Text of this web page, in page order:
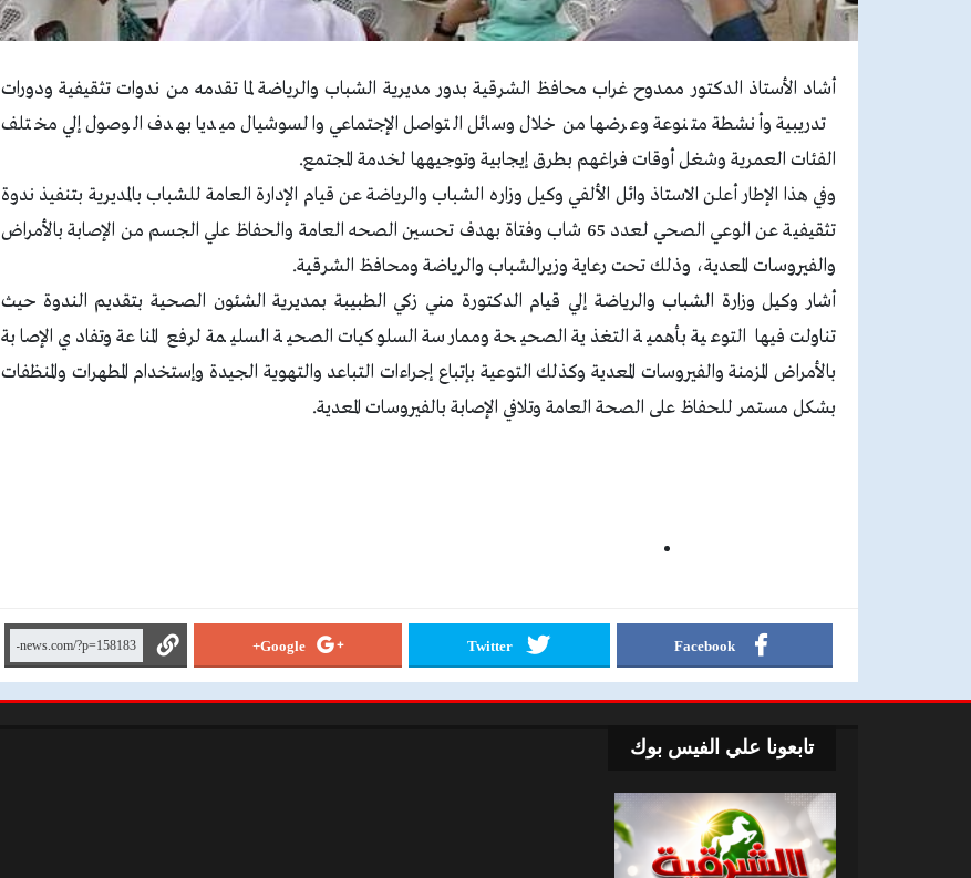
أشاد الأستاذ الدكتور ممدوح غراب محافظ الشرقية بدور مديرية الشباب والرياضة لما تقدمه من ندوات تثقيفية ودورات
تدريبية وأنشطة متنوعة وعرضها من خلال وسائل التواصل الإجتماعي والسوشيال ميديا بهدف الوصول إلي مختلف
الفئات العمرية وشغل أوقات فراغهم بطرق إيجابية وتوجيهها لخدمة المجتمع.
وفي هذا الإطار أعلن الاستاذ وائل الألفي وكيل وزاره الشباب والرياضة عن قيام الإدارة العامة للشباب بالمديرية بتنفيذ ندوة
تثقيفية عن الوعي الصحي لعدد 65 شاب وفتاة بهدف تحسين الصحه العامة والحفاظ علي الجسم من الإصابة بالأمراض
والفيروسات المعدية، وذلك تحت رعاية وزيرالشباب والرياضة ومحافظ الشرقية.
أشار وكيل وزارة الشباب والرياضة إلي قيام الدكتورة مني زكي الطبيبة بمديرية الشئون الصحية بتقديم الندوة حيث
تناولت فيها التوعية بأهمية التغذية الصحيحة وممارسة السلوكيات الصحية السليمة لرفع المناعة وتفادي الإصابة
بالأمراض المزمنة والفيروسات المعدية وكذلك التوعية بإتباع إجراءات التباعد والتهوية الجيدة وإستخدام المطهرات والمنظفات
بشكل مستمر للحفاظ على الصحة العامة وتلافي الإصابة بالفيروسات المعدية.
Facebook
Twitter
Google+
تابعونا علي الفيس بوك